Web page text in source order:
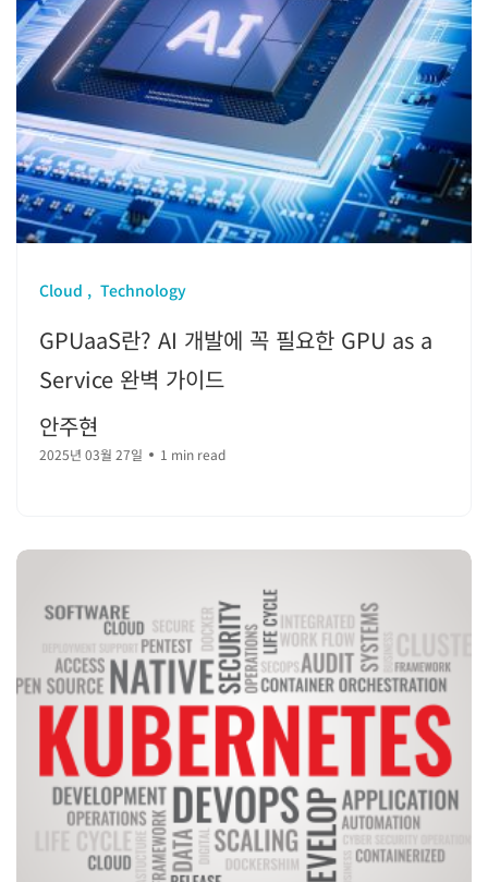
Cloud Technology
GPUaaS란? AI 개발에 꼭 필요한 GPU as a
Service 완벽 가이드
안주현
2025년 03월 27일 1 min read